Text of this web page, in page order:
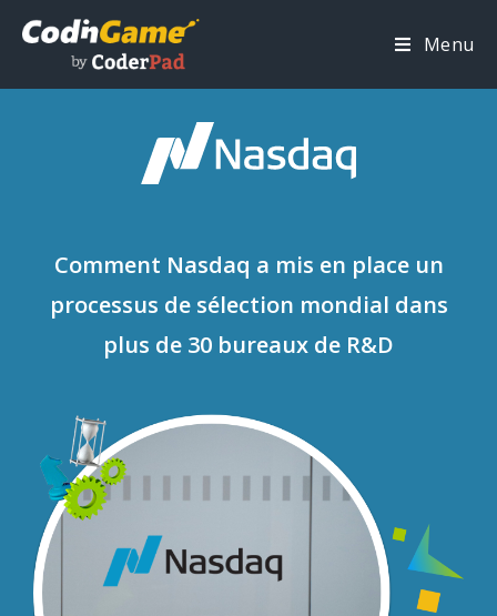
Menu
Comment Nasdaq a mis en place un
processus de sélection mondial dans
plus de 30 bureaux de R&D